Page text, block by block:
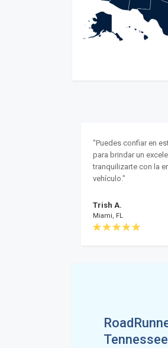
"Puedes confiar en
para brindar un
tranquilizarte con la
vehículo."
Trish A.
Miami, FL